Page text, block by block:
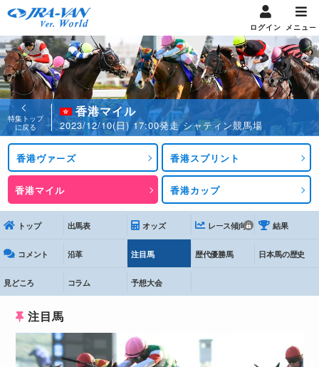
ログイン メニュー
特集トップ
に戻る
香港マイル
2023/12/10(日) 17:00発走 シャティン競馬場
香港ヴァーズ 香港スプリント
香港マイル 香港カップ
トップ 出馬表 オッズ レース傾向 結果
コメント 沿革 注目馬 歴代優勝馬 日本馬の歴史
見どころ コラム 予想大会
注目馬